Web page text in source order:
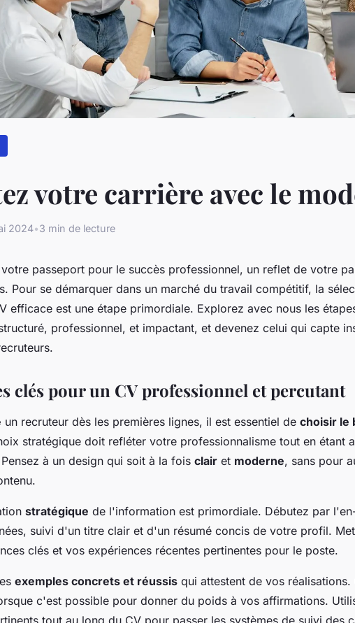
votre carrière avec le
2024•3 min de lecture
passeport pour le succès professionnel, un reflet de votre
Pour se démarquer dans un marché du travail compétitif, la
efficace est une étape primordiale. Explorez avec nous les
professionnel, et impactant, et devenez celui qui capte
clés pour un CV professionnel et percutant
un recruteur dès les premières lignes, il est essentiel de choisir le
stratégique doit refléter votre professionnalisme tout en étant
à un design qui soit à la fois clair et moderne, sans pour
stratégique de l'information est primordiale. Débutez par
suivi d'un titre clair et d'un résumé concis de votre profil.
clés et vos expériences récentes pertinentes pour le poste.
exemples concrets et réussis qui attestent de vos réalisations.
c'est possible pour donner du poids à vos affirmations.